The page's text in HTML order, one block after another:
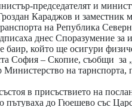
председателят и
Караджов и заместник
на Република
днес Споразумение за
баир, който ще осигури
София – Скопие, съобщи за
Министерство на тарнспорта,
в присъствието на
до Гюешево със